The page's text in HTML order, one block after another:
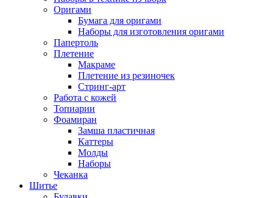
Оригами
Бумага для оригами
Наборы для изготовления оригами
Папертоль
Плетение
Макраме
Плетение из резиночек
Стринг-арт
Работа с кожей
Топиарии
Фоамиран
Замша пластичная
Каттеры
Молды
Наборы
Чеканка
Шитье